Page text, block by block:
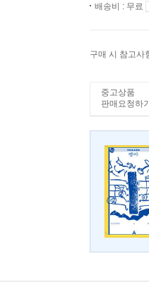
배송비 : 무료
구매 시 참고사
중고상품
판매요청하기